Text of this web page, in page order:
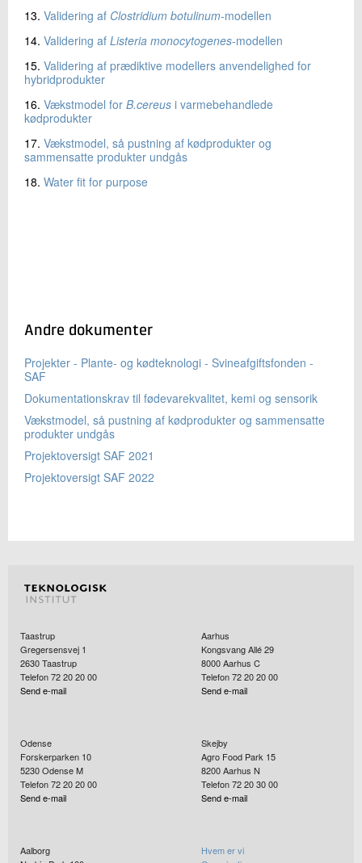
13. Validering af Clostridium botulinum-modellen
14. Validering af Listeria monocytogenes-modellen
15. Validering af prædiktive modellers anvendelighed for
hybridprodukter
16. Vækstmodel for B.cereus i varmebehandlede
kødprodukter
17. Vækstmodel, så pustning af kødprodukter og
sammensatte produkter undgås
18. Water fit for purpose
Andre dokumenter
Projekter - Plante- og kødteknologi - Svineafgiftsfonden -
SAF
Dokumentationskrav til fødevarekvalitet, kemi og sensorik
Vækstmodel, så pustning af kødprodukter og sammensatte
produkter undgås
Projektoversigt SAF 2021
Projektoversigt SAF 2022
Taastrup
Gregersensvej 1
2630Taastrup
Telefon 72 20 20 00
Send e-mail
Aarhus
Kongsvang Allé 29
8000Aarhus C
Telefon 72 20 20 00
Send e-mail
Odense
Forskerparken 10
5230Odense M
Telefon 72 20 20 00
Send e-mail
Skejby
Agro Food Park 15
8200Aarhus N
Telefon 72 20 30 00
Send e-mail
Aalborg
Hvem er vi